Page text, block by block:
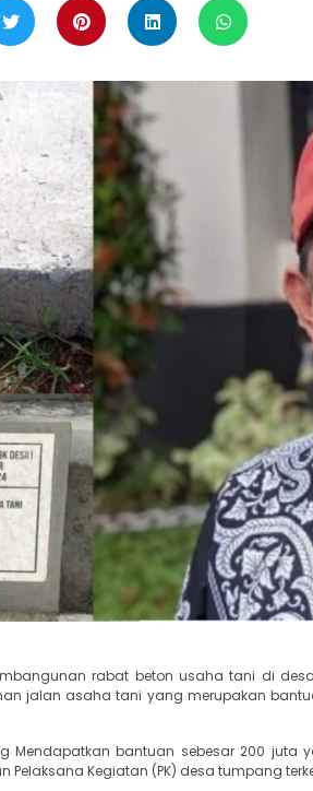
rabat beton usaha tani di
jalan asaha tani yang merupakan
Mendapatkan bantuan sebesar 200
Kegiatan (PK) desa tumpang